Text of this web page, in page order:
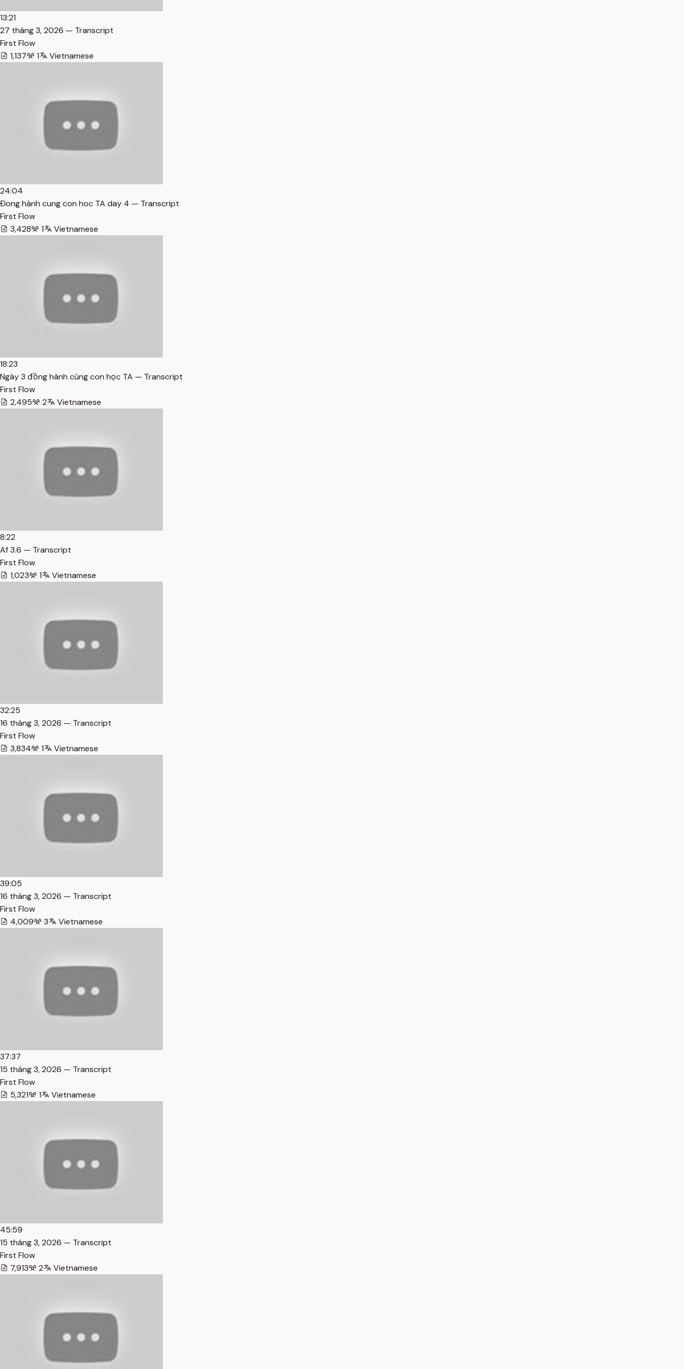
13:21
27 tháng 3, 2026 — Transcript
First Flow
1,137
1 Vietnamese
24:04
Đong hành cung con hoc TA day 4 — Transcript
First Flow
3,428
1 Vietnamese
18:23
Ngày 3 đồng hành cùng con học TA — Transcript
First Flow
2,495
2 Vietnamese
8:22
Af 3.6 — Transcript
First Flow
1,023
1 Vietnamese
32:25
16 tháng 3, 2026 — Transcript
First Flow
3,834
1 Vietnamese
39:05
16 tháng 3, 2026 — Transcript
First Flow
4,009
3 Vietnamese
37:37
15 tháng 3, 2026 — Transcript
First Flow
5,321
1 Vietnamese
45:59
15 tháng 3, 2026 — Transcript
First Flow
7,913
2 Vietnamese